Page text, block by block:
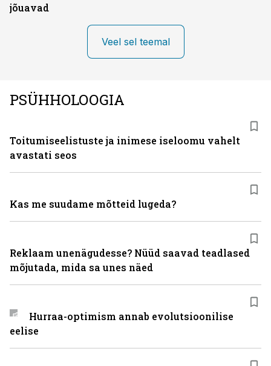
jõuavad
Veel sel teemal
PSÜHHOLOOGIA
Toitumiseelistuste ja inimese iseloomu vahelt
avastati seos
Kas me suudame mõtteid lugeda?
Reklaam unenägudesse? Nüüd saavad teadlased
mõjutada, mida sa unes näed
Hurraa-optimism annab evolutsioonilise
eelise